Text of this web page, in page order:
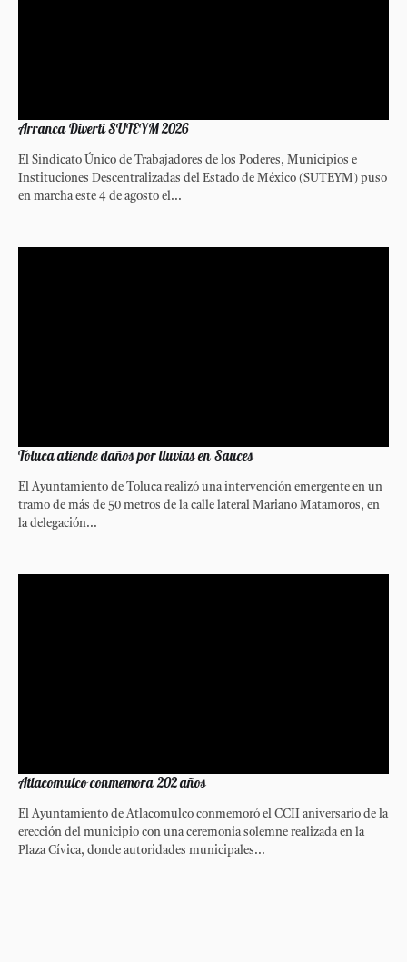
Arranca Diverti SUTEYM 2026
El Sindicato Único de Trabajadores de los Poderes, Municipios e
Instituciones Descentralizadas del Estado de México (SUTEYM) puso
en marcha este 4 de agosto el...
Toluca atiende daños por lluvias en Sauces
El Ayuntamiento de Toluca realizó una intervención emergente en un
tramo de más de 50 metros de la calle lateral Mariano Matamoros, en
la delegación...
Atlacomulco conmemora 202 años
El Ayuntamiento de Atlacomulco conmemoró el CCII aniversario de la
erección del municipio con una ceremonia solemne realizada en la
Plaza Cívica, donde autoridades municipales...